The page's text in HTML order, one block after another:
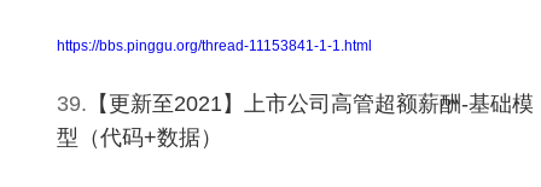
https://bbs.pinggu.org/thread-11153841-1-1.html
39. 【更新至2021】上市公司高管超额薪酬-基础模
型（代码+数据）